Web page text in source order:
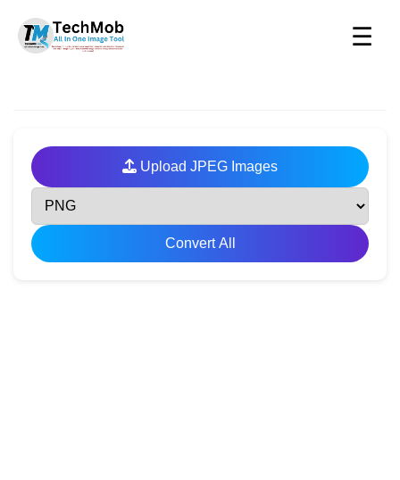
☰
Upload JPEG Images
Convert All